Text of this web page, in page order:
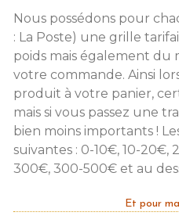
Nous possédons pour
: La Poste) une grille
poids mais également du
votre commande. Ainsi
produit à votre panier,
mais si vous passez une
bien moins importants !
suivantes : 0-10€, 10-20€,
300€, 300-500€ et au
Et pour